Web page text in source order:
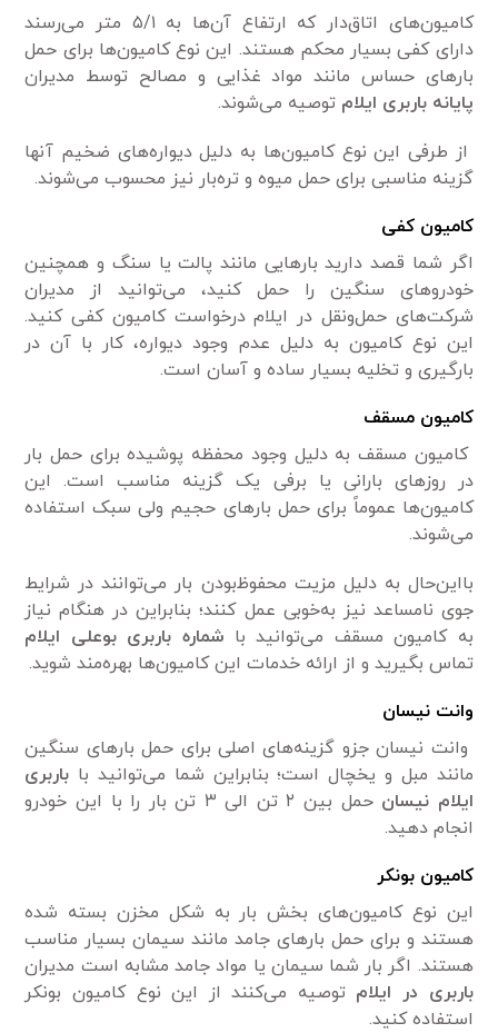
کامیون‌های اتاق‌دار که ارتفاع آن‌ها به ۵/۱ متر می‌رسند
دارای کفی بسیار محکم هستند. این نوع کامیون‌ها برای حمل
بارهای حساس مانند مواد غذایی و مصالح توسط مدیران
پایانه باربری ایلام توصیه می‌شوند.
از طرفی این نوع کامیون‌ها به دلیل دیواره‌های ضخیم آنها
گزینه مناسبی برای حمل میوه و تره‌بار نیز محسوب می‌شوند.
کامیون کفی
اگر شما قصد دارید بارهایی مانند پالت یا سنگ و همچنین
خودروهای سنگین را حمل کنید، می‌توانید از مدیران
شرکت‌های حمل‌ونقل در ایلام درخواست کامیون کفی کنید.
این نوع کامیون به دلیل عدم وجود دیواره، کار با آن در
بارگیری و تخلیه بسیار ساده و آسان است.
کامیون مسقف
کامیون مسقف به دلیل وجود محفظه پوشیده برای حمل بار
در روزهای بارانی یا برفی یک گزینه مناسب است. این
کامیون‌ها عموماً برای حمل بارهای حجیم ولی سبک استفاده
می‌شوند.
بااین‌حال به دلیل مزیت محفوظ‌بودن بار می‌توانند در شرایط
جوی نامساعد نیز به‌خوبی عمل کنند؛ بنابراین در هنگام نیاز
به کامیون مسقف می‌توانید با شماره باربری بوعلی ایلام
تماس بگیرید و از ارائه خدمات این کامیون‌ها بهره‌مند شوید.
وانت نیسان
وانت نیسان جزو گزینه‌های اصلی برای حمل بارهای سنگین
مانند مبل و یخچال است؛ بنابراین شما می‌توانید با باربری
ایلام نیسان
حمل بین ۲ تن الی ۳ تن بار را با این خودرو
انجام دهید.
کامیون بونکر
این نوع کامیون‌های بخش بار به شکل مخزن بسته شده
هستند و برای حمل بارهای جامد مانند سیمان بسیار مناسب
هستند. اگر بار شما سیمان یا مواد جامد مشابه است مدیران
باربری در ایلام توصیه می‌کنند از این نوع کامیون بونکر
استفاده کنید.